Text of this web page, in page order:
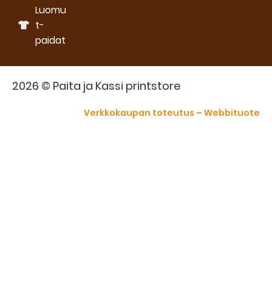
Luomu
t-
paidat
2026 © Paita ja Kassi printstore
Verkkokaupan toteutus – Webbituote